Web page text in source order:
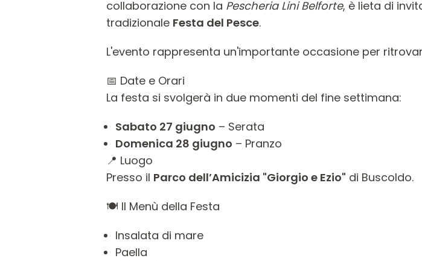
collaborazione con la Pescheria Lini Belforte, è lieta di
tradizionale Festa del Pesce.
L'evento rappresenta un'importante occasione per
📅 Date e Orari
La festa si svolgerà in due momenti del fine settimana:
Sabato 27 giugno – Serata
Domenica 28 giugno – Pranzo
📍 Luogo
Presso il Parco dell’Amicizia "Giorgio e Ezio" di Buscoldo.
🍽️ Il Menù della Festa
Insalata di mare
Paella